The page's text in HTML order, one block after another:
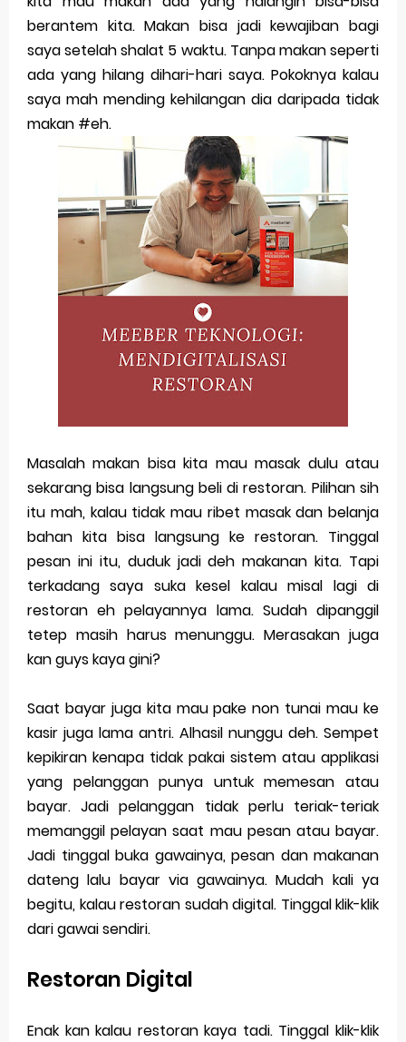
Merek Dagang dari Masa ke Masa
Perkembangan Merek Dagang Modern
Multinational Trademarks
Review Oppo Reno 15 Pro: Smartphone Premium
dengan Kamera 200MP dan Baterai Tahan Lama
Review Vivo V70 FE: Smartphone Fan Edition dengan
Fitur Flagship Harga Lebih Bersahabat
Review Vivo V70: Smartphone Stylish dengan
Performa Seimbang di Kelasnya
Merek Dagang dan Pertumbuhan Usaha
Merek Dagang dalam Strategi Bisnis
Dampak Merek Dagang pada Persaingan
Trademark as a Business Asset
Global Trademark Protection System
Brand Adaptation Across Different Countries
Vivo v70 series: mid-range rasa flagship dengan
kamera zeiss & baterai jumbo
Apple Watch Series 10 vs Samsung Galaxy Watch 7
Review Lengkap 2026
Saturday, 8 August
berantem kita. Makan bisa jadi kewajiban bagi
saya setelah shalat 5 waktu. Tanpa makan seperti
ada yang hilang dihari-hari saya. Pokoknya kalau
saya mah mending kehilangan dia daripada tidak
makan #eh.
Masalah makan bisa kita mau masak dulu atau
sekarang bisa langsung beli di restoran. Pilihan sih
itu mah, kalau tidak mau ribet masak dan belanja
bahan kita bisa langsung ke restoran. Tinggal
pesan ini itu, duduk jadi deh makanan kita. Tapi
terkadang saya suka kesel kalau misal lagi di
restoran eh pelayannya lama. Sudah dipanggil
tetep masih harus menunggu. Merasakan juga
kan guys kaya gini?
Saat bayar juga kita mau pake non tunai mau ke
kasir juga lama antri. Alhasil nunggu deh. Sempet
kepikiran kenapa tidak pakai sistem atau applikasi
yang pelanggan punya untuk memesan atau
bayar. Jadi pelanggan tidak perlu teriak-teriak
memanggil pelayan saat mau pesan atau bayar.
Jadi tinggal buka gawainya, pesan dan makanan
dateng lalu bayar via gawainya. Mudah kali ya
begitu, kalau restoran sudah digital. Tinggal klik-klik
dari gawai sendiri.
Restoran Digital
Enak kan kalau restoran kaya tadi. Tinggal klik-klik